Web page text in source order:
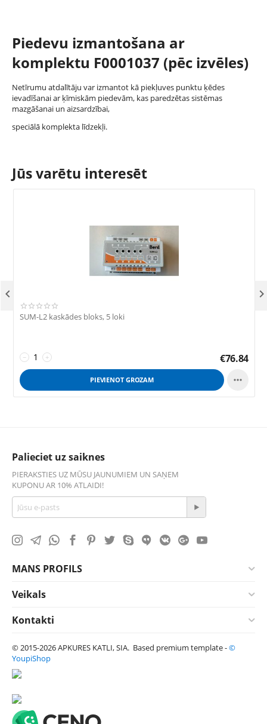
Piedevu izmantošana ar
komplektu F0001037 (pēc izvēles)
Netīrumu atdalītāju var izmantot kā piekļuves punktu ķēdes
ievadīšanai ar ķīmiskām piedevām, kas paredzētas sistēmas
mazgāšanai un aizsardzībai,
speciālā komplekta līdzekļi.
Jūs varētu interesēt
SUM-L2 kaskādes bloks, 5 loki
+
− €76.84
PIEVIENOT GROZAM 

Palieciet uz saiknes
PIERAKSTIES UZ MŪSU JAUNUMIEM UN SAŅEM
KUPONU AR 10% ATLAIDI!
MANS PROFILS
Veikals
Kontakti
© 2015-2026 APKURES KATLI, SIA. Based premium template -©
YoupiShop